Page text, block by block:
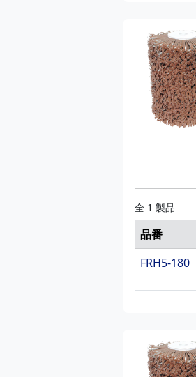
全 1 製品
品番
FRH5-180